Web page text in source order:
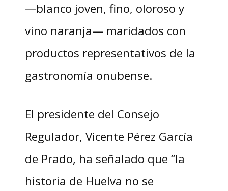
—blanco joven, fino, oloroso y
vino naranja— maridados con
productos representativos de la
gastronomía onubense.
El presidente del Consejo
Regulador, Vicente Pérez García
de Prado, ha señalado que “la
historia de Huelva no se